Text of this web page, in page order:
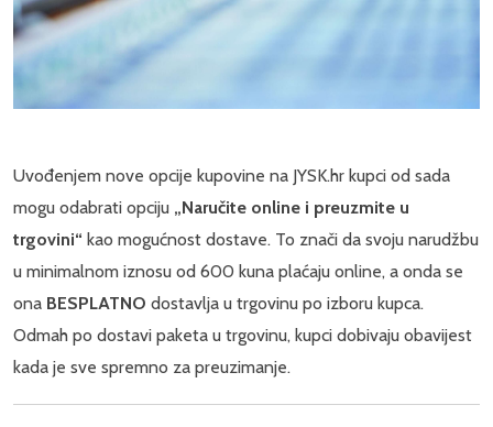
Uvođenjem nove opcije kupovine na JYSK.hr kupci od sada
mogu odabrati opciju „Naručite online i preuzmite u
trgovini“ kao mogućnost dostave. To znači da svoju narudžbu
u minimalnom iznosu od 600 kuna plaćaju online, a onda se
ona BESPLATNO dostavlja u trgovinu po izboru kupca.
Odmah po dostavi paketa u trgovinu, kupci dobivaju obavijest
kada je sve spremno za preuzimanje.